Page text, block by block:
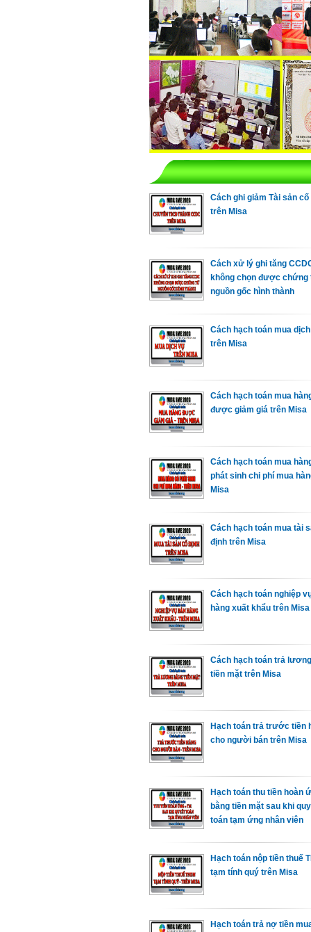
Cách ghi giảm Tài sản cố
trên Misa
Cách xử lý ghi tăng
không chọn được chứng
nguồn gốc hình thành
Cách hạch toán mua
trên Misa
Cách hạch toán mua
được giảm giá trên Misa
Cách hạch toán mua
phát sinh chi phí mua
Misa
Cách hạch toán mua tài
định trên Misa
Cách hạch toán nghiệp
hàng xuất khẩu trên Misa
Cách hạch toán trả
tiền mặt trên Misa
Hạch toán trả trước tiền
cho người bán trên Misa
Hạch toán thu tiền hoàn
bằng tiền mặt sau khi
toán tạm ứng nhân viên
Hạch toán nộp tiền thuế
tạm tính quý trên Misa
Hạch toán trả nợ tiền